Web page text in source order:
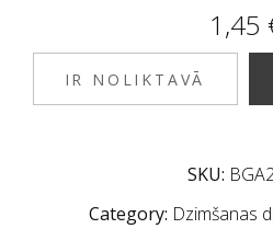
1,45
IR NOLIKTAVĀ
SKU:
Category: Dzimšanas